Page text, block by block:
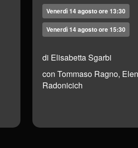
Venerdì 14 agosto ore 13:30
Venerdì 14 agosto ore 15:30
di Elisabetta Sgarbi
con Tommaso Ragno,
Radonicich